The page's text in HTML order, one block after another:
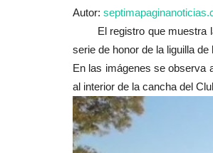
Autor:
El registro que muestra la
serie de honor de la liguilla
En las imágenes se observa
al interior de la cancha del
Crónica